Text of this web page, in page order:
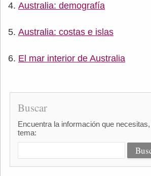
Australia: demografía
Australia: costas e islas
El mar interior de Australia
Buscar
Encuentra la información que
tema: